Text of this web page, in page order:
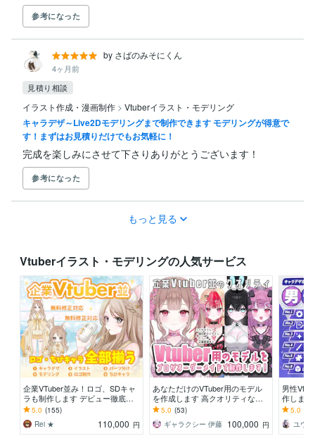
参考になった
by さばのみそにくん
4ヶ月前
見積り相談
イラスト作成・漫画制作 > Vtuberイラスト・モデリング
キャラデザ～Live2Dモデリングまで制作できます モデリングが得意で
す！まずはお見積りだけでもお気軽に！
完成を楽しみにさせて下さりありがとうございます！
参考になった
もっと見る
Vtuberイラスト・モデリングの人気サービス
企業VTuber並み！ロゴ、SDキャ
ラも制作します デビュー徹底サ
ポート！満足いくまで修正無制
限、著作権譲渡
5.0 (155)
Rei ★
110,000 円
あなただけのVTuber用のモデル
を作成します 高クオリティな自
分だけのモデルを作成させていた
だきます！
5.0 (53)
ギャラクシー 伊藤 100,000 円
男性
作しま
程対応
安心
5.0